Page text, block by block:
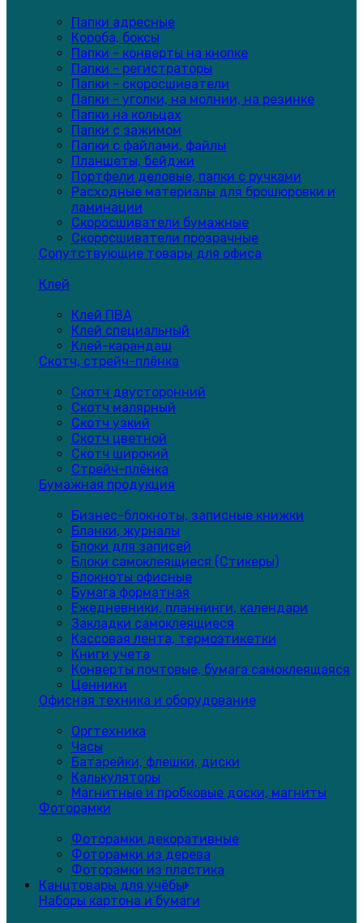
Папки адресные
Короба, боксы
Папки - конверты на кнопке
Папки - регистраторы
Папки - скоросшиватели
Папки - уголки, на молнии, на резинке
Папки на кольцах
Папки с зажимом
Папки с файлами, файлы
Планшеты, бейджи
Портфели деловые, папки с ручками
Расходные материалы для брошюровки и
ламинации
Скоросшиватели бумажные
Скоросшиватели прозрачные
Сопутствующие товары для офиса
Клей
Клей ПВА
Клей специальный
Клей-карандаш
Скотч, стрейч-плёнка
Скотч двусторонний
Скотч малярный
Скотч узкий
Скотч цветной
Скотч широкий
Стрейч-плёнка
Бумажная продукция
Бизнес-блокноты, записные книжки
Бланки, журналы
Блоки для записей
Блоки самоклеящиеся (Стикеры)
Блокноты офисные
Бумага форматная
Ежедневники, планнинги, календари
Закладки самоклеящиеся
Кассовая лента, термоэтикетки
Книги учета
Конверты почтовые, бумага самоклеящаяся
Ценники
Офисная техника и оборудование
Оргтехника
Часы
Батарейки, флешки, диски
Калькуляторы
Магнитные и пробковые доски, магниты
Фоторамки
Фоторамки декоративные
Фоторамки из дерева
Фоторамки из пластика
Канцтовары для учёбы
Наборы картона и бумаги